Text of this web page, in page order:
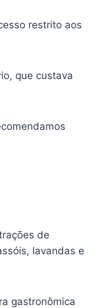
restrito aos
que custava
de
lavandas e
gastronômica